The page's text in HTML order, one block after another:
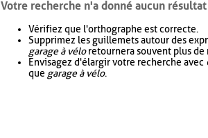
Votre recherche n'a donné aucun résultat
Vérifiez que l'orthographe est correcte.
Supprimez les guillemets autour des
garage à véloretournera souvent plus de
Envisagez d'élargir votre recherche avec
que garage à vélo.